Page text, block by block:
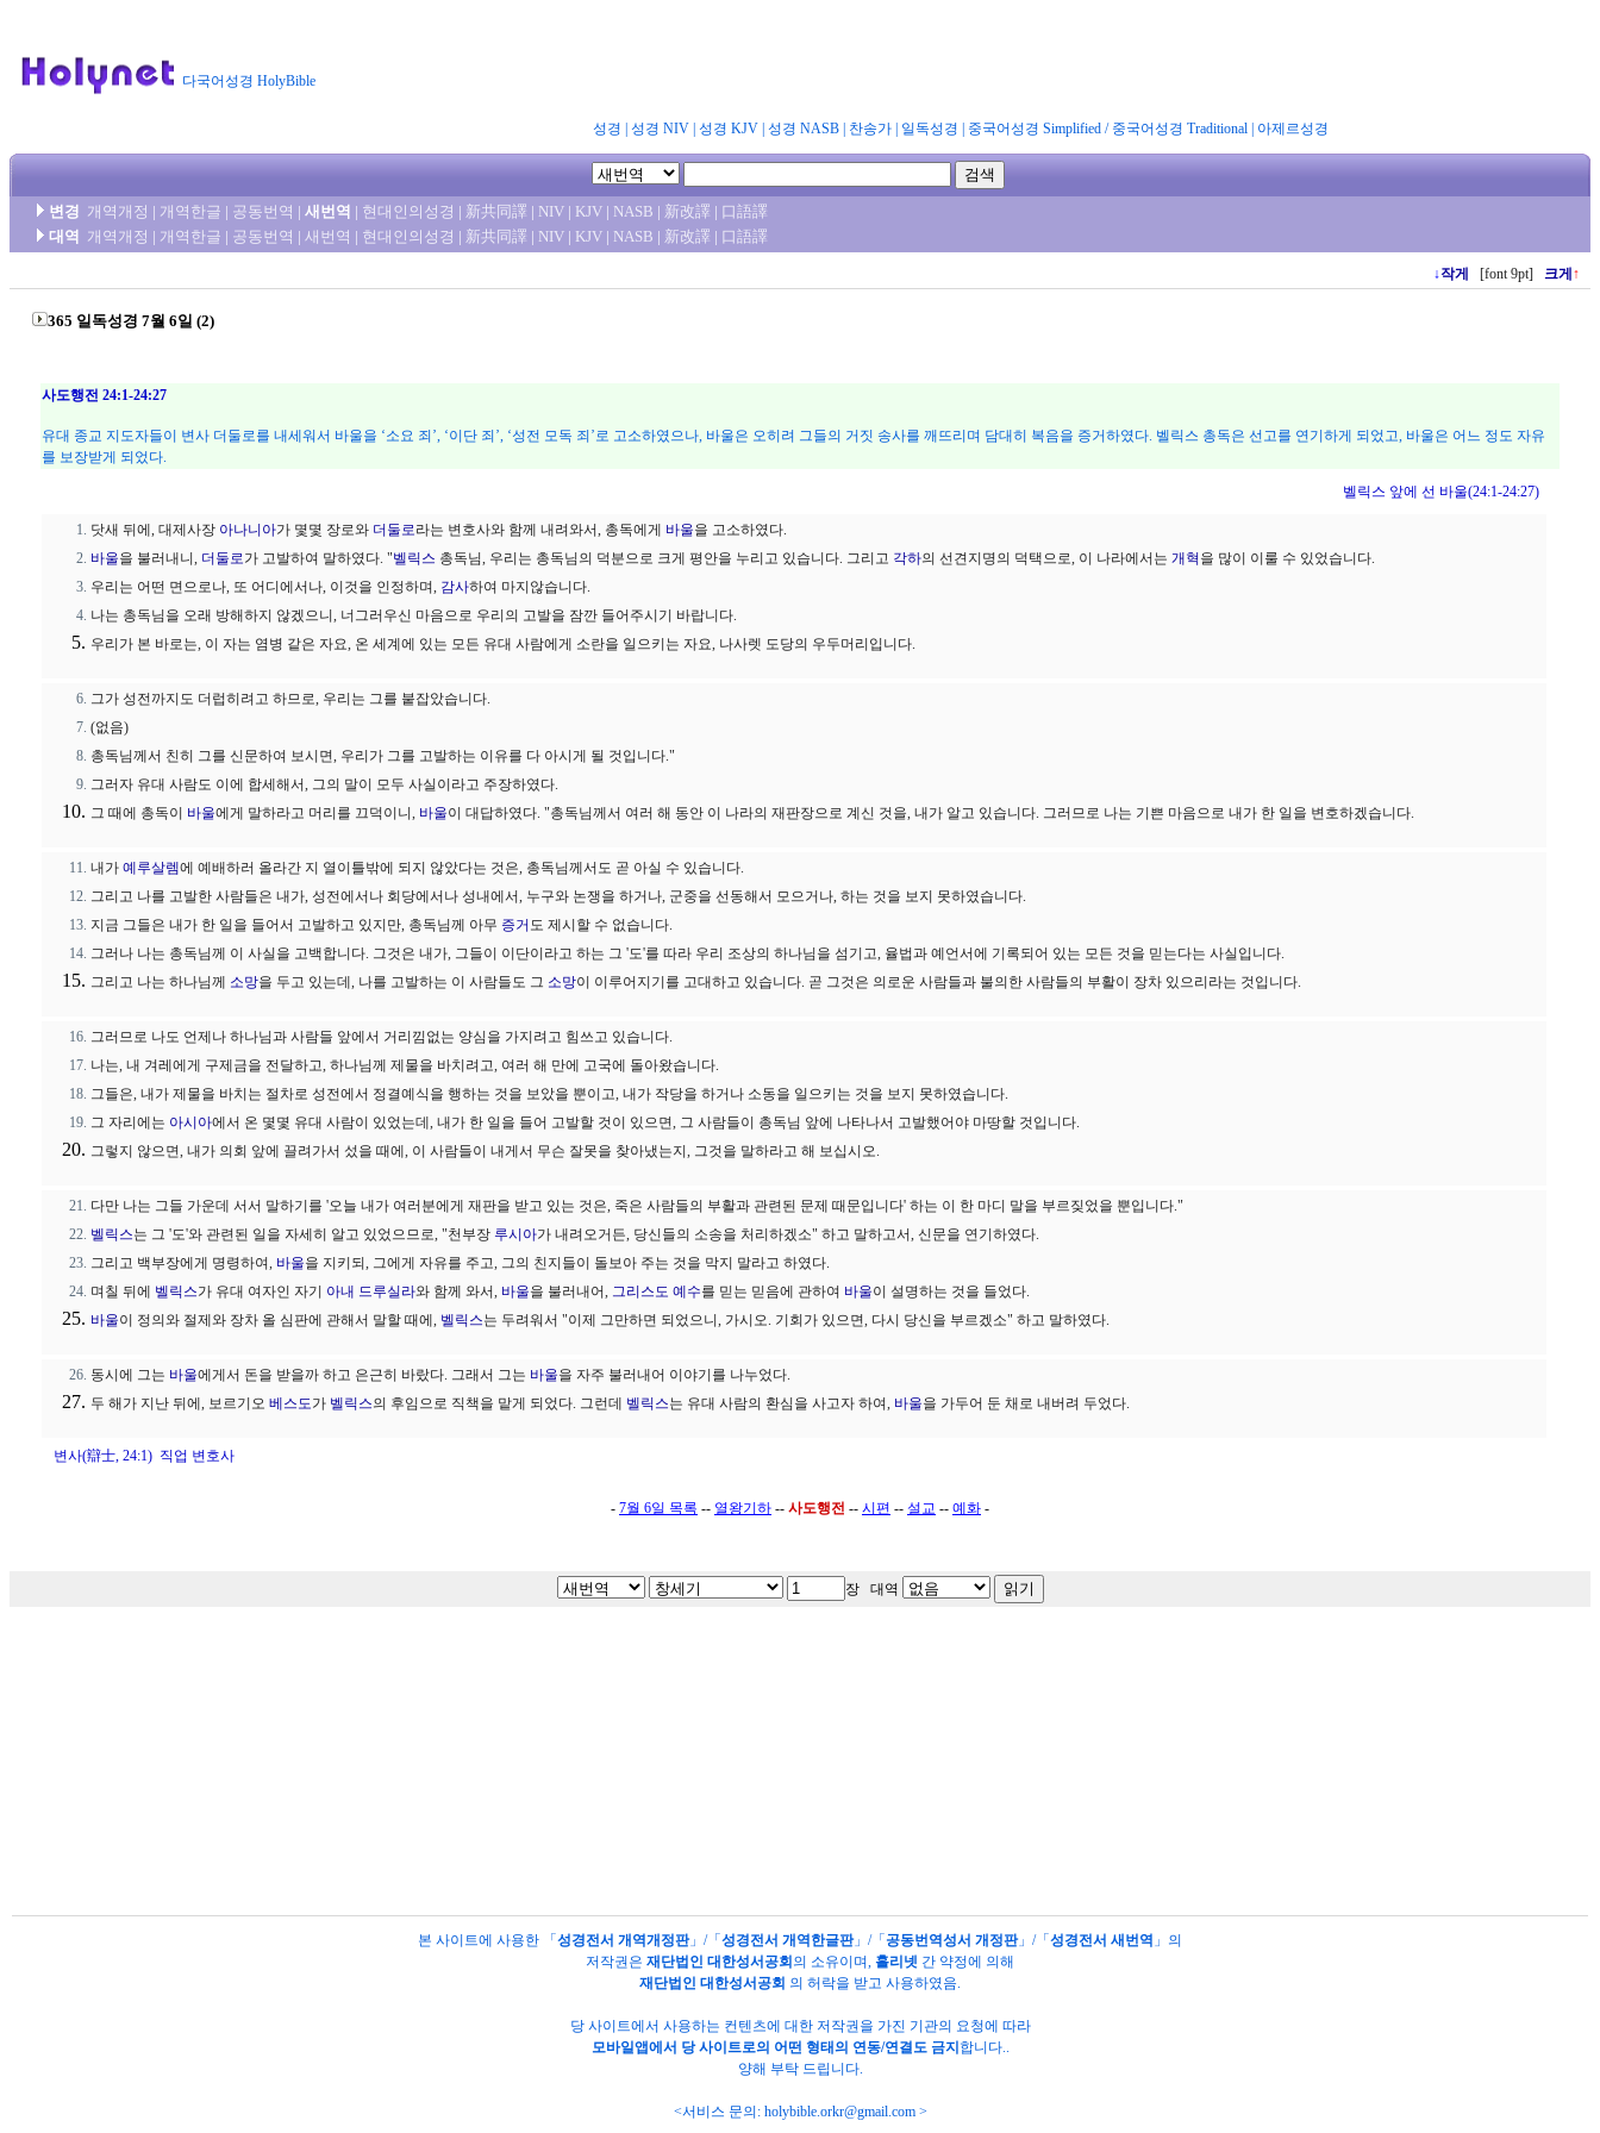
다국어성경 HolyBible
성경 성경 NIV| 성경 KJV| 성경 NASB| 찬송가| 일독성경 중국어성경 Simplified/ 중국어성경 Traditional| 아제르성경
변경 개역개정 | 개역한글 | 공동번역 | 새번역 | 현대인의성경 | 新共同譯 | NIV | KJV | NASB | 新改譯 | 口語譯
대역
개역개정 | 개역한글 | 공동번역 | 새번역 | 현대인의성경 | 新共同譯 | NIV | KJV | NASB | 新改譯 | 口語譯
↓작게 [font 9pt] 크게 ↑
365 일독성경 7월 6일 (2)
사도행전 24:1-24:27
유대 종교 지도자들이 변사 더둘로를 내세워서 바울을 ‘소요 죄’, ‘이단 죄’, ‘성전 모독 죄’로 고소하였으나, 바울은 오히려 그들의 거짓 송사를 깨뜨리며 담대히 복음을 증거하였다. 벨릭스 총독은 선고를 연기하게 되었고, 바울은 어느 정도 자유
를 보장받게 되었다.
벨릭스 앞에 선 바울(24:1-24:27)
닷새 뒤에, 대제사장 아나니아가 몇몇 장로와 더둘로라는 변호사와 함께 내려와서, 총독에게 바울을 고소하였다.
바울을 불러내니, 더둘로가 고발하여 말하였다. "벨릭스 총독님, 우리는 총독님의 덕분으로 크게 평안을 누리고 있습니다. 그리고 각하의 선견지명의 덕택으로, 이 나라에서는 개혁 을 많이 이룰 수 있었습니다.
우리는 어떤 면으로나, 또 어디에서나, 이것을 인정하며, 감사하여 마지않습니다.
나는 총독님을 오래 방해하지 않겠으니, 너그러우신 마음으로 우리의 고발을 잠깐 들어주시기 바랍니다.
우리가 본 바로는, 이 자는 염병 같은 자요, 온 세계에 있는 모든 유대 사람에게 소란을 일으키는 자요, 나사렛 도당의 우두머리입니다.
그가 성전까지도 더럽히려고 하므로, 우리는 그를 붙잡았습니다.
(없음)
총독님께서 친히 그를 신문하여 보시면, 우리가 그를 고발하는 이유를 다 아시게 될 것입니다."
그러자 유대 사람도 이에 합세해서, 그의 말이 모두 사실이라고 주장하였다.
그 때에 총독이 바울에게 말하라고 머리를 끄덕이니, 바울이 대답하였다. "총독님께서 여러 해 동안 이 나라의 재판장으로 계신 것을, 내가 알고 있습니다. 그러므로 나는 기쁜 마음으로 내가 한 일을 변호하겠습니다.
내가 예루살렘에 예배하러 올라간 지 열이틀밖에 되지 않았다는 것은, 총독님께서도 곧 아실 수 있습니다.
그리고 나를 고발한 사람들은 내가, 성전에서나 회당에서나 성내에서, 누구와 논쟁을 하거나, 군중을 선동해서 모으거나, 하는 것을 보지 못하였습니다.
지금 그들은 내가 한 일을 들어서 고발하고 있지만, 총독님께 아무 증거 도 제시할 수 없습니다.
그러나 나는 총독님께 이 사실을 고백합니다. 그것은 내가, 그들이 이단이라고 하는 그 '도'를 따라 우리 조상의 하나님을 섬기고, 율법과 예언서에 기록되어 있는 모든 것을 믿는다는 사실입니다.
그리고 나는 하나님께 소망을 두고 있는데, 나를 고발하는 이 사람들도 그 소망이 이루어지기를 고대하고 있습니다. 곧 그것은 의로운 사람들과 불의한 사람들의 부활이 장차 있으리라는 것입니다.
그러므로 나도 언제나 하나님과 사람들 앞에서 거리낌없는 양심을 가지려고 힘쓰고 있습니다.
나는, 내 겨레에게 구제금을 전달하고, 하나님께 제물을 바치려고, 여러 해 만에 고국에 돌아왔습니다.
그들은, 내가 제물을 바치는 절차로 성전에서 정결예식을 행하는 것을 보았을 뿐이고, 내가 작당을 하거나 소동을 일으키는 것을 보지 못하였습니다.
그 자리에는 아시아에서 온 몇몇 유대 사람이 있었는데, 내가 한 일을 들어 고발할 것이 있으면, 그 사람들이 총독님 앞에 나타나서 고발했어야 마땅할 것입니다.
그렇지 않으면, 내가 의회 앞에 끌려가서 섰을 때에, 이 사람들이 내게서 무슨 잘못을 찾아냈는지, 그것을 말하라고 해 보십시오.
다만 나는 그들 가운데 서서 말하기를 '오늘 내가 여러분에게 재판을 받고 있는 것은, 죽은 사람들의 부활과 관련된 문제 때문입니다' 하는 이 한 마디 말을 부르짖었을 뿐입니다."
벨릭스는 그 '도'와 관련된 일을 자세히 알고 있었으므로, "천부장 루시아가 내려오거든, 당신들의 소송을 처리하겠소" 하고 말하고서, 신문을 연기하였다.
그리고 백부장에게 명령하여, 바울을 지키되, 그에게 자유를 주고, 그의 친지들이 돌보아 주는 것을 막지 말라고 하였다.
며칠 뒤에 벨릭스가 유대 여자인 자기 아내 드루실라와 함께 와서, 바울을 불러내어, 그리스도 예수를 믿는 믿음에 관하여 바울이 설명하는 것을 들었다.
바울이 정의와 절제와 장차 올 심판에 관해서 말할 때에, 벨릭스는 두려워서 "이제 그만하면 되었으니, 가시오. 기회가 있으면, 다시 당신을 부르겠소" 하고 말하였다.
동시에 그는 바울에게서 돈을 받을까 하고 은근히 바랐다. 그래서 그는 바울을 자주 불러내어 이야기를 나누었다.
두 해가 지난 뒤에, 보르기오 베스도가 벨릭스의 후임으로 직책을 맡게 되었다. 그런데 벨릭스는 유대 사람의 환심을 사고자 하여, 바울을 가두어 둔 채로 내버려 두었다.
변사(辯士, 24:1) 직업 변호사
- 7월 6일 목록 -- 열왕기하 -- 사도행전 -- 시편 -- 설교 -- 예화 -
장 대역
본 사이트에 사용한 「 성경전서 개역개정판」/「 성경전서 개역한글판」/「 공동번역성서 개정판」/「 성경전서 새번역 」의
저작권은 재단법인 대한성서공회 의 소유이며, 홀리넷 간 약정에 의해
재단법인 대한성서공회 의 허락을 받고 사용하였음.
당 사이트에서 사용하는 컨텐츠에 대한 저작권을 가진 기관의 요청에 따라
모바일앱에서 당 사이트로의 어떤 형태의 연동/연결도 금지 합니다..
양해 부탁 드립니다.
<서비스 문의: holybible.orkr@gmail.com>